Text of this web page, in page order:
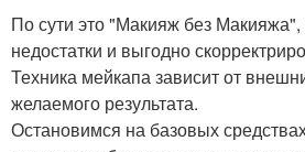
По сути это "Макияж без Макияжа",
недостатки и выгодно
Техника мейкапа зависит от
желаемого результата.
Остановимся на базовых